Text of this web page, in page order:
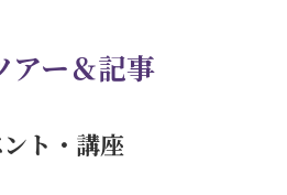
アー＆記事
ト・講座